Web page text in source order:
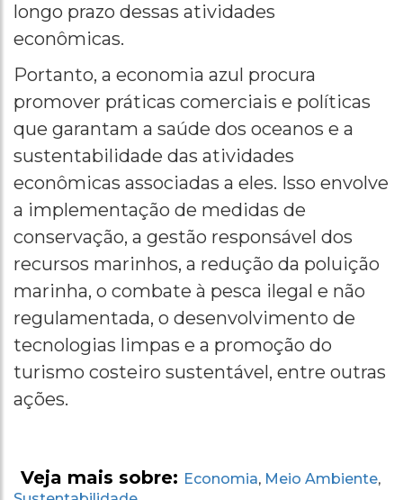
longo prazo dessas atividades
econômicas.
Portanto, a economia azul procura
promover práticas comerciais e políticas
que garantam a saúde dos oceanos e a
sustentabilidade das atividades
econômicas associadas a eles. Isso envolve
a implementação de medidas de
conservação, a gestão responsável dos
recursos marinhos, a redução da poluição
marinha, o combate à pesca ilegal e não
regulamentada, o desenvolvimento de
tecnologias limpas e a promoção do
turismo costeiro sustentável, entre outras
ações.
Veja mais sobre: Economia, Meio Ambiente,